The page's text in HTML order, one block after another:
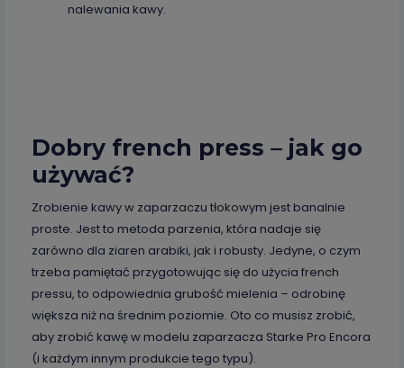
nalewania kawy.
Dobry french press – jak go
używać?
Zrobienie kawy w zaparzaczu tłokowym jest banalnie
proste. Jest to metoda parzenia, która nadaje się
zarówno dla ziaren arabiki, jak i robusty. Jedyne, o czym
trzeba pamiętać przygotowując się do użycia french
pressu, to odpowiednia grubość mielenia – odrobinę
większa niż na średnim poziomie. Oto co musisz zrobić,
aby zrobić kawę w modelu zaparzacza Starke Pro Encora
(i każdym innym produkcie tego typu).